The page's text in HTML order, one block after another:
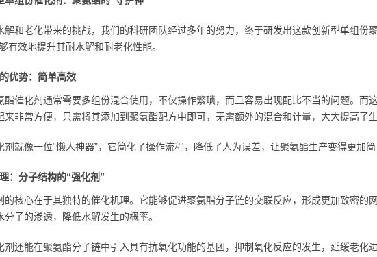
解和老化带来的挑战，我们的科研团队经过多年的努力，终于研发出这款创新型单组份
有效地提升其耐水解和耐老化性能。
优势：简单高效
酯催化剂通常需要多组份混合使用，不仅操作繁琐，而且容易出现配比不当的问题。而
来非常方便，只需将其添加到聚氨酯配方中即可，无需额外的混合和计量，大大提高了生
剂就像一位“懒人神器”，它简化了操作流程，降低了人为误差，让聚氨酯生产变得更加简
：分子结构的“强化剂”
的核心在于其独特的催化机理。它能够促进聚氨酯分子链的交联反应，形成更加致密的
分子的渗透，降低水解发生的概率。
剂还能在聚氨酯分子链中引入具有抗氧化功能的基团，抑制氧化反应的发生，延缓老化